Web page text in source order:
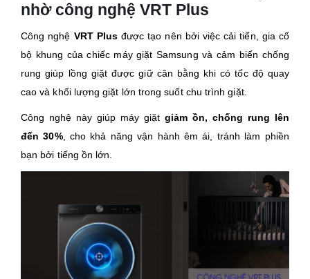
nhờ công nghệ VRT Plus
Công nghệ VRT Plus được tạo nên bởi việc cải tiến, gia cố
bộ khung của chiếc máy giặt Samsung và cảm biến chống
rung giúp lồng giặt được giữ cân bằng khi có tốc độ quay
cao và khối lượng giặt lớn trong suốt chu trình giặt.
Công nghệ này giúp máy giặt giảm ồn, chống rung lên
đến 30%, cho khả năng vận hành êm ái, tránh làm phiền
bạn bởi tiếng ồn lớn.